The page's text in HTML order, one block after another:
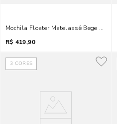
Mochila Floater Matelassê Bege Areia
R$ 419,90
3 CORES